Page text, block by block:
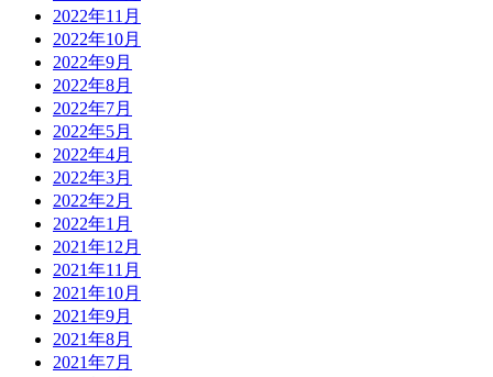
2022年11月
2022年10月
2022年9月
2022年8月
2022年7月
2022年5月
2022年4月
2022年3月
2022年2月
2022年1月
2021年12月
2021年11月
2021年10月
2021年9月
2021年8月
2021年7月